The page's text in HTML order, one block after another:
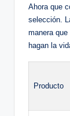
Ahora que
selección.
manera
hagan la
Producto